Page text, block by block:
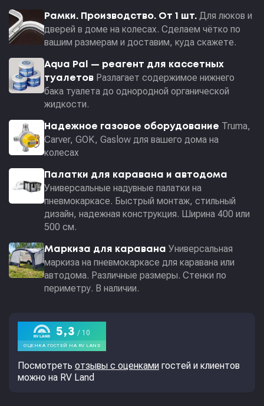
Рамки. Производство. От 1 шт. Для люков и
дверей в доме на колесах. Сделаем чётко по
вашим размерам и доставим, куда скажете.
Aqua Pal — pеагент для кассетных
туалетов Разлагает содержимое нижнего
бака туалета до однородной органической
жидкости.
Надежное газовое оборудование Truma,
Carver, GOK, Gaslow для вашего дома на
колесах
Палатки для каравана и автодома
Универсальные надувные палатки на
пневмокаркасе. Быстрый монтаж, стильный
дизайн, надежная конструкция. Ширина 400 или
500 см.
Маркиза для каравана Универсальная
маркиза на пневмокаркасе для каравана или
автодома. Различные размеры. Стенки по
периметру. В наличии.
Посмотреть отзывы с оценками гостей и клиентов
можно на RV Land